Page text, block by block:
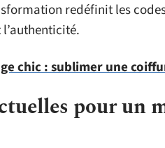
redéfinit les
chic : sublimer une
pour un